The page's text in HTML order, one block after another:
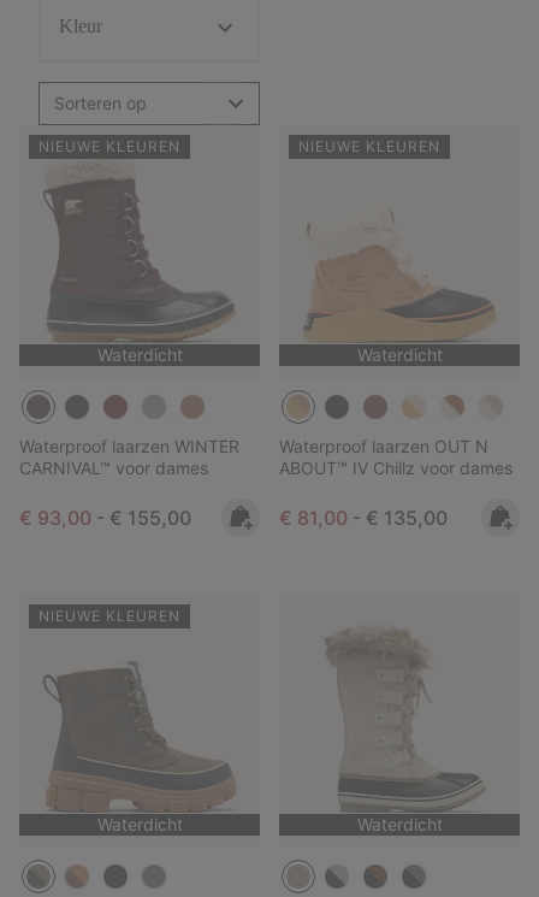
Kleur
Sorteren op
NIEUWE KLEUREN
Waterdicht
Waterproof laarzen WINTER
CARNIVAL™ voor dames
Minimum sale price:
€ 93,00 - Maximum price:
€ 155,00
NIEUWE KLEUREN
Waterdicht
Waterproof laarzen OUT N
ABOUT™ IV Chillz voor dames
Minimum sale price:
€ 81,00 - Maximum price:
€ 135,00
NIEUWE KLEUREN
Waterdicht Waterdicht